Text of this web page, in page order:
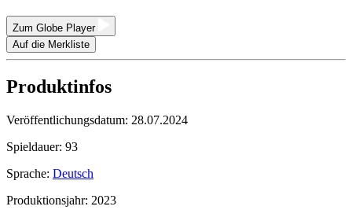
Zum Globe Player
Auf die Merkliste
Produktinfos
Veröffentlichungsdatum: 28.07.2024
Spieldauer: 93
Sprache: Deutsch
Produktionsjahr: 2023